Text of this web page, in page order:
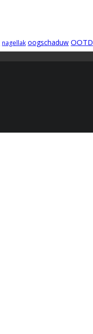
nagellak oogschaduw OOTD